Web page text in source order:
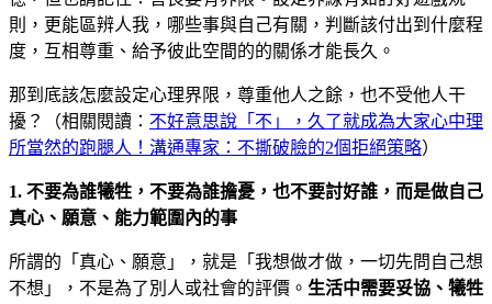
則，更能區辨人我，哪些事與自己有關，判斷該付出到什麼程
度，互相尊重、給予彼此空間的的關係才能長久。
那到底該怎麼設定心理界限，尊重他人之餘，也不受他人干
擾？（相關閱讀： 不好意思說「不」，久了就成為大家心中理
所當然的跑腿人！溝通專家：不撕破臉的2個拒絕策略）
1. 不要為誰犧牲，不要為誰擔憂，也不要討好誰，而是做自己
真心、願意、能力範圍內的事
所謂的「真心、願意」，就是「我想做才做，一切先問自己想
不想」，不是為了別人或社會的評價。 生活中需要妥協、犧牲